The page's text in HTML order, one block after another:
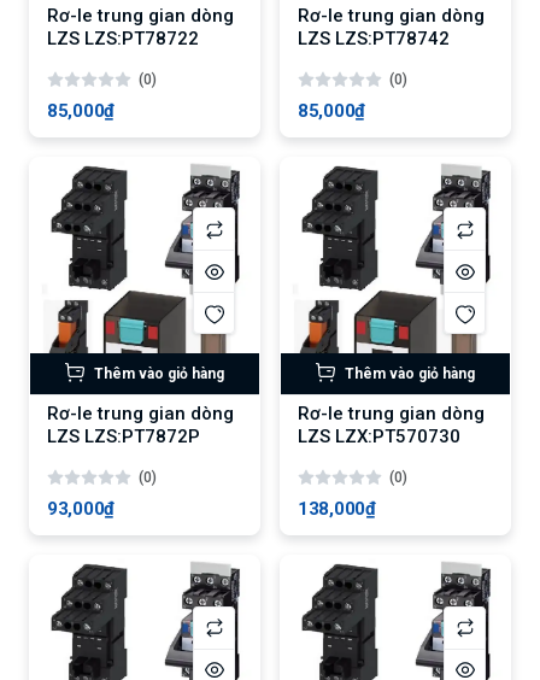
Rơ-le trung gian dòng
LZS LZS:PT78722
(0)
85,000₫
Rơ-le trung gian dòng
LZS LZS:PT78742
(0)
85,000₫
Thêm vào giỏ hàng
Rơ-le trung gian dòng
LZS LZS:PT7872P
(0)
93,000₫
Thêm vào giỏ hàng
Rơ-le trung gian dòng
LZS LZX:PT570730
(0)
138,000₫